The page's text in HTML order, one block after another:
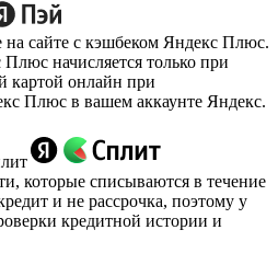
на сайте с кэшбеком Яндекс Плюс.
начисляется только при
картой онлайн при
Плюс в вашем аккаунте Яндекс.
которые списываются в течение
и не рассрочка, поэтому у
кредитной истории и